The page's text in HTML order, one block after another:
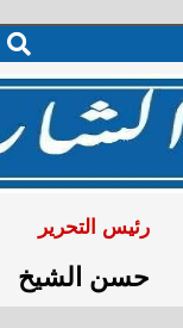
رئيس التحرير
حسن الشيخ